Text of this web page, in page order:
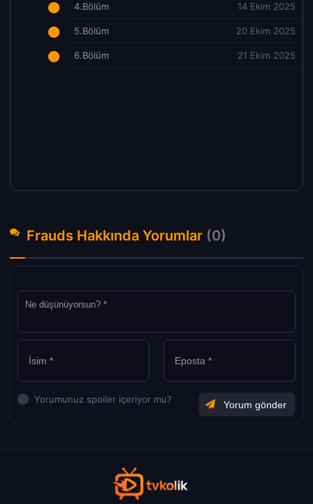
4.Bölüm 14 Ekim 2025
5.Bölüm 20 Ekim 2025
6.Bölüm 21 Ekim 2025
Frauds Hakkında Yorumlar (0)
Yorumunuz spoiler içeriyor mu?